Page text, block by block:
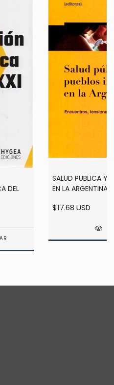
DEL
SALUD PUBLICA Y
EN LA ARGENTINA
$17.68 USD